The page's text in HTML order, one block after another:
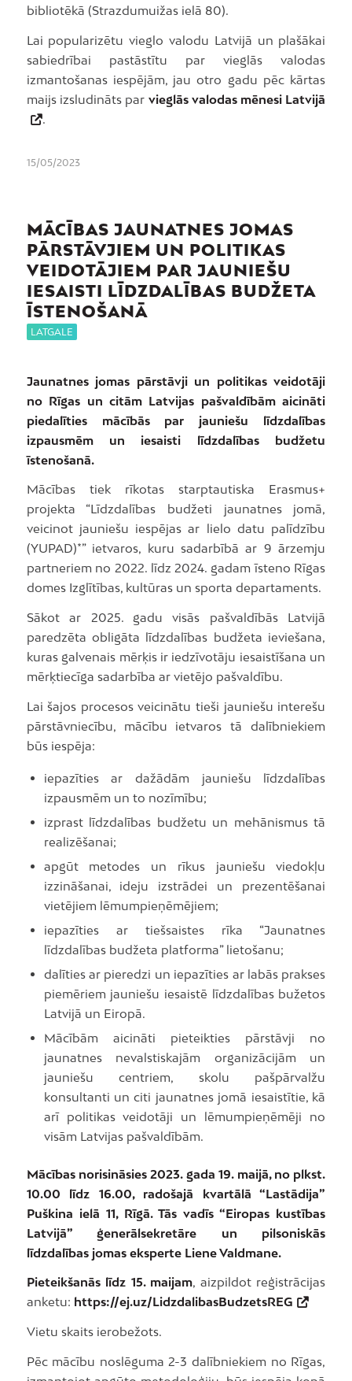
bibliotēkā (Strazdumuižas ielā 80).
Lai popularizētu vieglo valodu Latvijā un plašākai
sabiedrībai pastāstītu par vieglās valodas
izmantošanas iespējām, jau otro gadu pēc kārtas
maijs izsludināts par vieglās valodas mēnesi Latvijā
.
15/05/2023
MĀCĪBAS JAUNATNES JOMAS
PĀRSTĀVJIEM UN POLITIKAS
VEIDOTĀJIEM PAR JAUNIEŠU
IESAISTI LĪDZDALĪBAS BUDŽETA
ĪSTENOŠANĀ
LATGALE
Jaunatnes jomas pārstāvji un politikas veidotāji
no Rīgas un citām Latvijas pašvaldībām aicināti
piedalīties mācībās par jauniešu līdzdalības
izpausmēm un iesaisti līdzdalības budžetu
īstenošanā.
Mācības tiek rīkotas starptautiska Erasmus+
projekta “Līdzdalības budžeti jaunatnes jomā,
veicinot jauniešu iespējas ar lielo datu palīdzību
(YUPAD)*” ietvaros, kuru sadarbībā ar 9 ārzemju
partneriem no 2022. līdz 2024. gadam īsteno Rīgas
domes Izglītības, kultūras un sporta departaments.
Sākot ar 2025. gadu visās pašvaldībās Latvijā
paredzēta obligāta līdzdalības budžeta ieviešana,
kuras galvenais mērķis ir iedzīvotāju iesaistīšana un
mērķtiecīga sadarbība ar vietējo pašvaldību.
Lai šajos procesos veicinātu tieši jauniešu interešu
pārstāvniecību, mācību ietvaros tā dalībniekiem
būs iespēja:
iepazīties ar dažādām jauniešu līdzdalības
izpausmēm un to nozīmību;
izprast līdzdalības budžetu un mehānismus tā
realizēšanai;
apgūt metodes un rīkus jauniešu viedokļu
izzināšanai, ideju izstrādei un prezentēšanai
vietējiem lēmumpieņēmējiem;
iepazīties ar tiešsaistes rīka “Jaunatnes
līdzdalības budžeta platforma” lietošanu;
dalīties ar pieredzi un iepazīties ar labās prakses
piemēriem jauniešu iesaistē līdzdalības bužetos
Latvijā un Eiropā.
Mācībām aicināti pieteikties pārstāvji no
jaunatnes nevalstiskajām organizācijām un
jauniešu centriem, skolu pašpārvalžu
konsultanti un citi jaunatnes jomā iesaistītie, kā
arī politikas veidotāji un lēmumpieņēmēji no
visām Latvijas pašvaldībām.
Mācības norisināsies 2023. gada 19. maijā, no plkst.
10.00 līdz 16.00, radošajā kvartālā “Lastādija”
Puškina ielā 11, Rīgā. Tās vadīs “Eiropas kustības
Latvijā” ģenerālsekretāre un pilsoniskās
līdzdalības jomas eksperte Liene Valdmane.
Pieteikšanās līdz 15. maijam, aizpildot reģistrācijas
anketu: https://ej.uz/LidzdalibasBudzetsREG
Vietu skaits ierobežots.
Pēc mācību noslēguma 2-3 dalībniekiem no Rīgas,